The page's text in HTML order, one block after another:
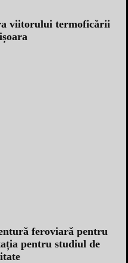
viitorului termoficării
feroviară pentru
pentru studiul de